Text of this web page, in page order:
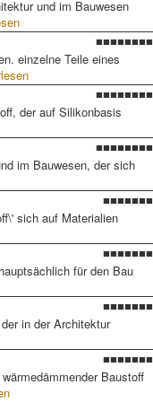
und im Bauwesen
■■■■■■■■
einzelne Teile eines
■■■■■■■■
der auf Silikonbasis
■■■■■■■■
im Bauwesen, der sich
■■■■■■■
sich auf Materialien
■■■■■■■
für den Bau
■■■■■■■
in der Architektur
■■■■■■■
Baustoff